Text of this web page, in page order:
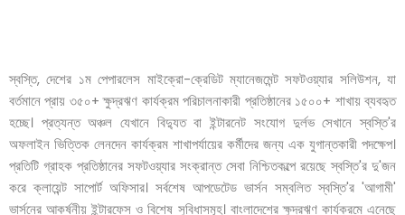
স্বস্তি, দেশের ১ম পেপারলেস মাইক্রো-ক্রেডিট ম্যানেজমেন্ট সফটওয়্যার সলিউশন, যা
বর্তমানে প্রায় ৩৫০+ ক্ষুদ্রঋণ কার্যক্রম পরিচালনাকারী প্রতিষ্ঠানের ১৫০০+ শাখায় ব্যবহৃত
হচ্ছে। প্রত্যন্ত অঞ্চল যেখানে বিদ্যুত বা ইন্টারনেট সংযোগ দুর্লভ সেখানে স্বস্তি'র
অফলাইন ভিত্তিক লেনদেন কার্যক্রম শাখাপর্যায়ের কর্মীদের জন্য এক যুগান্তকারী পদক্ষেপ।
প্রতিটি গ্রাহক প্রতিষ্ঠানের সফটওয়্যার সংক্রান্ত সেবা নিশ্চিতকল্পে রয়েছে স্বস্তি'র দু'জন
করে ক্লায়েন্ট সাপোর্ট অফিসার। সর্বশেষ আপডেটেড ভার্সন সম্বলিত স্বস্তি'র 'আগামী'
ভার্সনের আকর্ষনীয় ইন্টারফেস ও বিশেষ সুবিধাসমূহ। বাংলাদেশের ক্ষুদ্রঋণ কার্যক্রমে এনেছে